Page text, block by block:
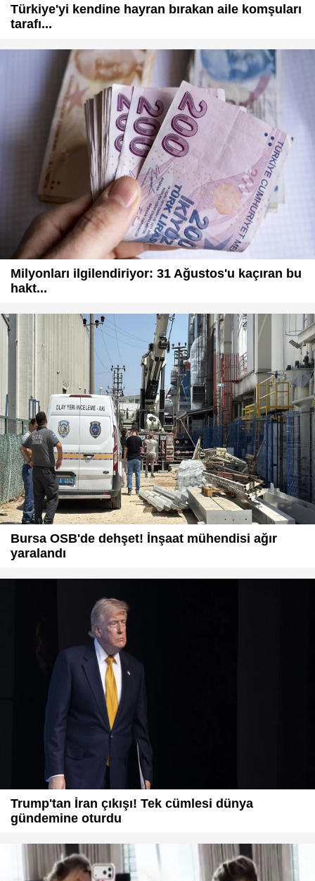
Türkiye'yi kendine hayran bırakan aile komşuları
tarafı...
Milyonları ilgilendiriyor: 31 Ağustos'u kaçıran bu
hakt...
Bursa OSB'de dehşet! İnşaat mühendisi ağır
yaralandı
Trump'tan İran çıkışı! Tek cümlesi dünya
gündemine oturdu